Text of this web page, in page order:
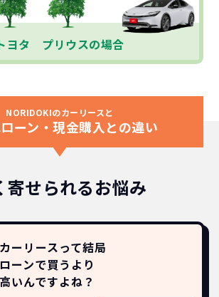
ヨタ プリウスの場合
NORIDOKIのカーリースと
ーン・現金購入との違い
寄せられるお悩み
カーリースって結局
ローンで買うより
高いんですよね？